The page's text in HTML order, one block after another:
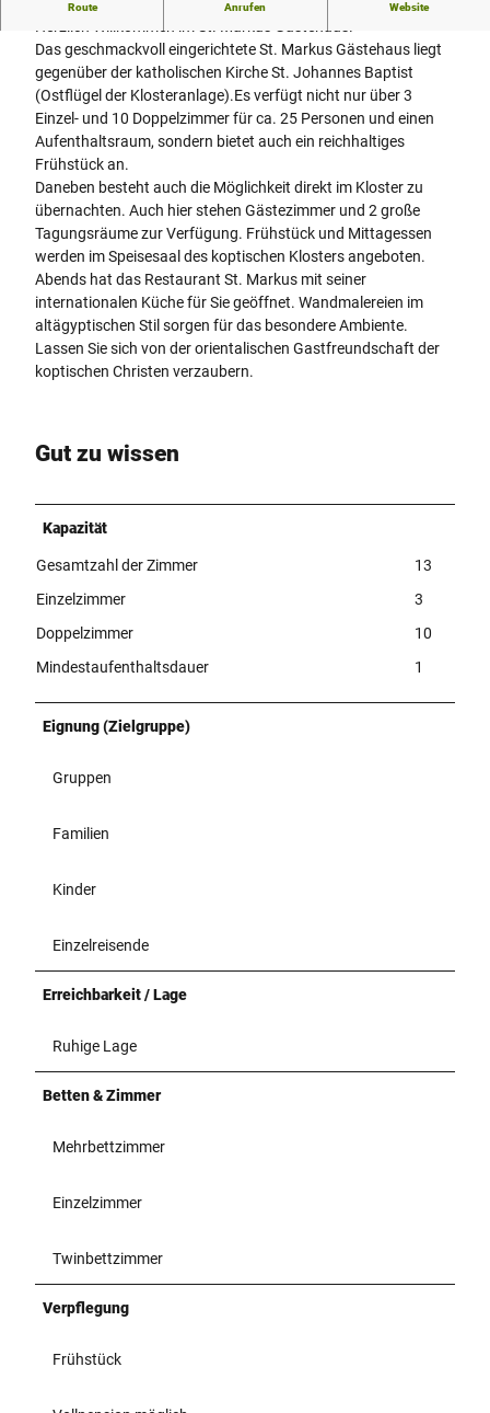
Route Anrufen Website
Das geschmackvoll eingerichtete St. Markus Gästehaus liegt
gegenüber der katholischen Kirche St. Johannes Baptist
(Ostflügel der Klosteranlage).Es verfügt nicht nur über 3
Einzel- und 10 Doppelzimmer für ca. 25 Personen und einen
Aufenthaltsraum, sondern bietet auch ein reichhaltiges
Frühstück an.
Daneben besteht auch die Möglichkeit direkt im Kloster zu
übernachten. Auch hier stehen Gästezimmer und 2 große
Tagungsräume zur Verfügung. Frühstück und Mittagessen
werden im Speisesaal des koptischen Klosters angeboten.
Abends hat das Restaurant St. Markus mit seiner
internationalen Küche für Sie geöffnet. Wandmalereien im
altägyptischen Stil sorgen für das besondere Ambiente.
Lassen Sie sich von der orientalischen Gastfreundschaft der
koptischen Christen verzaubern.
Gut zu wissen
Kapazität
Gesamtzahl der Zimmer
13
Einzelzimmer
3
Doppelzimmer
10
Mindestaufenthaltsdauer
1
Eignung (Zielgruppe)
Gruppen
Familien
Kinder
Einzelreisende
Erreichbarkeit / Lage
Ruhige Lage
Betten & Zimmer
Mehrbettzimmer
Einzelzimmer
Twinbettzimmer
Verpflegung
Frühstück